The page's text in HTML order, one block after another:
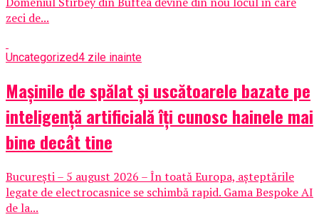
zeci de...
Uncategorized4 zile inainte
Mașinile de spălat și uscătoarele bazate pe
inteligență artificială îți cunosc hainele mai
bine decât tine
București – 5 august 2026 – În toată Europa, așteptările
legate de electrocasnice se schimbă rapid. Gama Bespoke AI
de la...